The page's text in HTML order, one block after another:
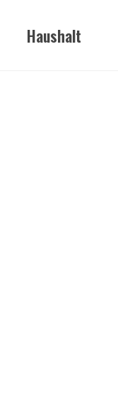
Haushalt